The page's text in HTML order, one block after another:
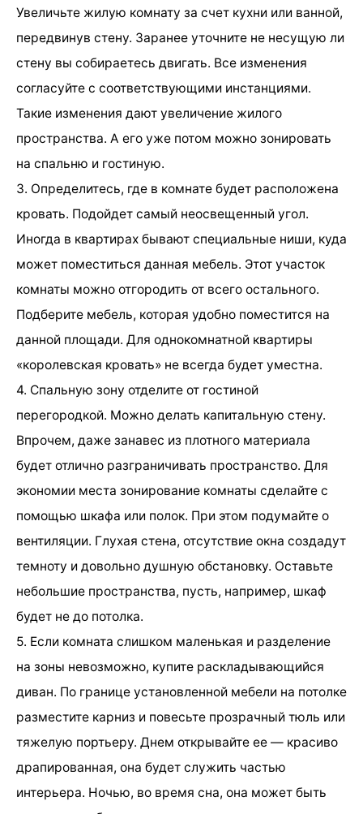
Увеличьте жилую комнату за счет кухни или ванной,
передвинув стену. Заранее уточните не несущую ли
стену вы собираетесь двигать. Все изменения
согласуйте с соответствующими инстанциями.
Такие изменения дают увеличение жилого
пространства. А его уже потом можно зонировать
на спальню и гостиную.
3. Определитесь, где в комнате будет расположена
кровать. Подойдет самый неосвещенный угол.
Иногда в квартирах бывают специальные ниши, куда
может поместиться данная мебель. Этот участок
комнаты можно отгородить от всего остального.
Подберите мебель, которая удобно поместится на
данной площади. Для однокомнатной квартиры
«королевская кровать» не всегда будет уместна.
4. Спальную зону отделите от гостиной
перегородкой. Можно делать капитальную стену.
Впрочем, даже занавес из плотного материала
будет отлично разграничивать пространство. Для
экономии места зонирование комнаты сделайте с
помощью шкафа или полок. При этом подумайте о
вентиляции. Глухая стена, отсутствие окна создадут
темноту и довольно душную обстановку. Оставьте
небольшие пространства, пусть, например, шкаф
будет не до потолка.
5. Если комната слишком маленькая и разделение
на зоны невозможно, купите раскладывающийся
диван. По границе установленной мебели на потолке
разместите карниз и повесьте прозрачный тюль или
тяжелую портьеру. Днем открывайте ее — красиво
драпированная, она будет служить частью
интерьера. Ночью, во время сна, она может быть